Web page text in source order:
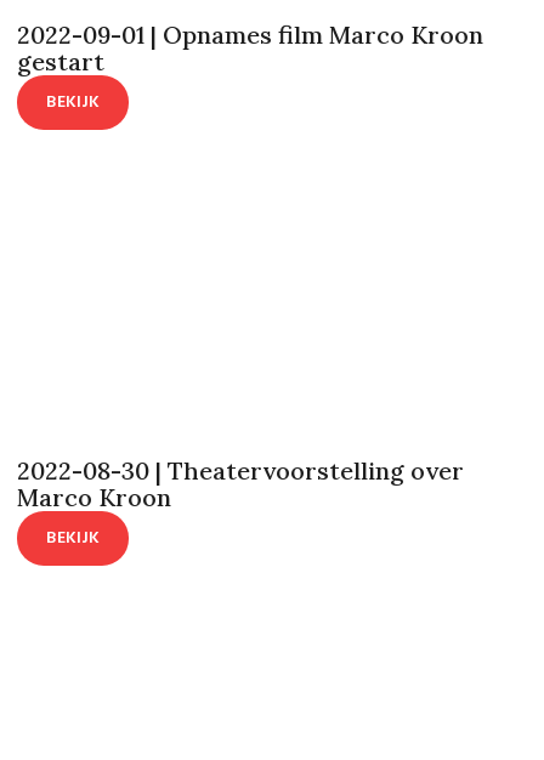
2022-09-01 | Opnames film Marco Kroon
gestart
BEKIJK
2022-08-30 | Theatervoorstelling over
Marco Kroon
BEKIJK